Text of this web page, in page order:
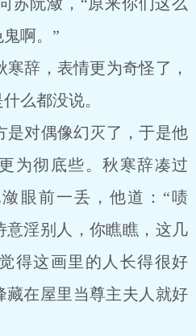
啊。”
辞，表情更为奇怪了，
么都没说。
对偶像幻灭了，于是他
为彻底些。秋寒辞凑过
眼前一丢，他道：“啧
意淫别人，你瞧瞧，这几
得这画里的人长得很好
藏在屋里当尊主夫人就好